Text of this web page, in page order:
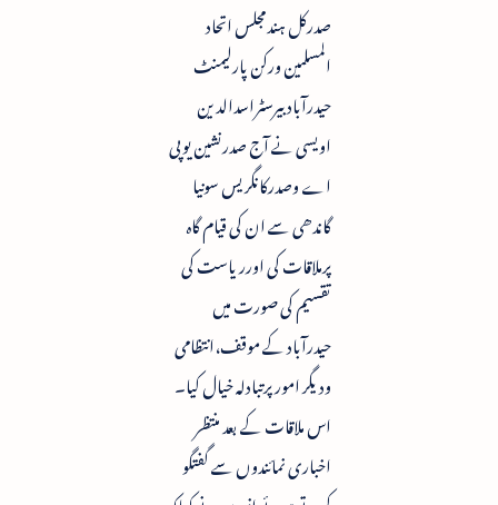
صدرکل ہندمجلس اتحاد
المسلمین ورکن پارلیمنٹ
حیدرآباد بیرسٹراسدالدین
اویسی نے آج صدرنشین یوپی
اے وصدرکانگریس سونیا
گاندھی سے ان کی قیام گاہ
پرملاقات کی اورریاست کی
تقسیم کی صورت میں
حیدرآباد کے موقف،انتظامی
ودیگر امورپرتبادلہ خیال کیا۔
اس ملاقات کے بعد منتظر
اخباری نمائندوں سے گفتگو